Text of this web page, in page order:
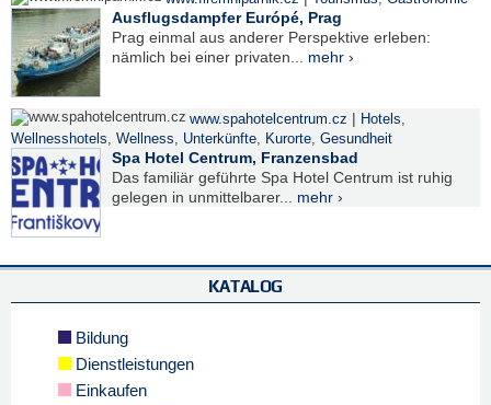
Ausflugsdampfer Európé, Prag
Prag einmal aus anderer Perspektive erleben:
nämlich bei einer privaten... mehr ›
www.spahotelcentrum.cz | Hotels,
Wellnesshotels, Wellness, Unterkünfte, Kurorte, Gesundheit
Spa Hotel Centrum, Franzensbad
Das familiär geführte Spa Hotel Centrum ist ruhig
gelegen in unmittelbarer... mehr ›
KATALOG
Bildung
Dienstleistungen
Einkaufen